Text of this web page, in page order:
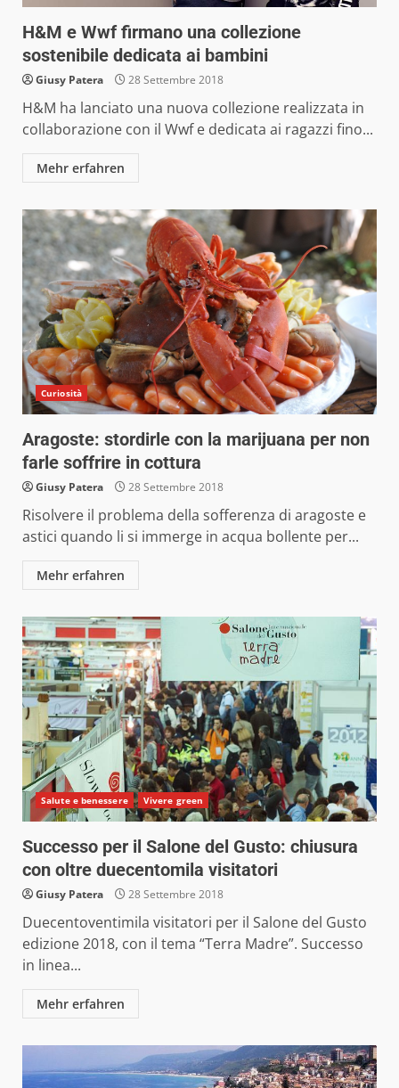
H&M e Wwf firmano una collezione
sostenibile dedicata ai bambini
Giusy Patera 28 Settembre 2018
H&M ha lanciato una nuova collezione realizzata in
collaborazione con il Wwf e dedicata ai ragazzi fino...
Mehr erfahren
Curiosità
Aragoste: stordirle con la marijuana per non
farle soffrire in cottura
Giusy Patera 28 Settembre 2018
Risolvere il problema della sofferenza di aragoste e
astici quando li si immerge in acqua bollente per...
Mehr erfahren
Salute e benessere Vivere green
Successo per il Salone del Gusto: chiusura
con oltre duecentomila visitatori
Giusy Patera 28 Settembre 2018
Duecentoventimila visitatori per il Salone del Gusto
edizione 2018, con il tema “Terra Madre”. Successo
in linea...
Mehr erfahren